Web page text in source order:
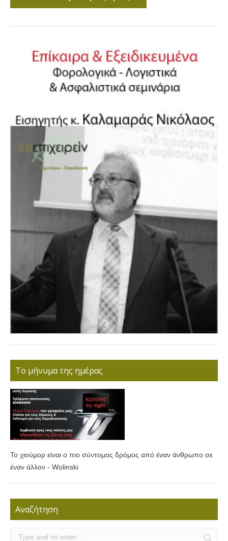
Το μήνυμα της ημέρας
Το χιούμορ είναι ο πιο σύντομος δρόμος από έναν άνθρωπο σε
έναν άλλον - Wolinski
Αναζήτηση